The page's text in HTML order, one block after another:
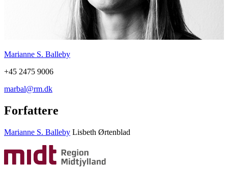
Marianne S. Balleby
+45 2475 9006
marbal@rm.dk
Forfattere
Marianne S. Balleby Lisbeth Ørtenblad